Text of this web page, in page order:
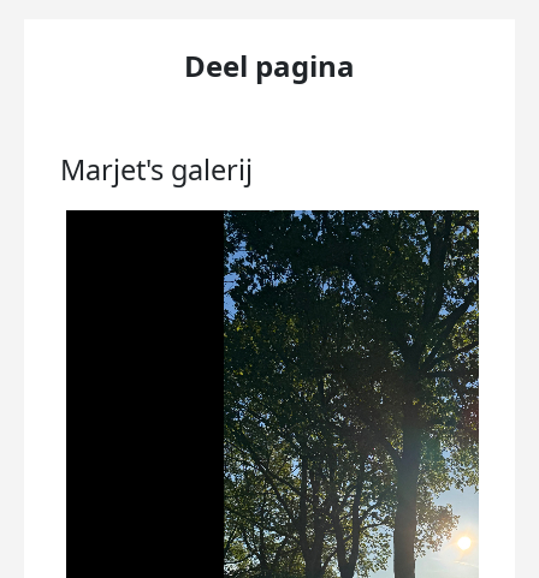
Deel pagina
Marjet's galerij